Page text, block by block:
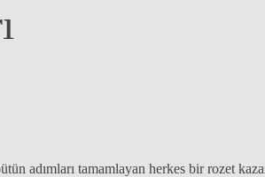
adımları tamamlayan herkes bir rozet